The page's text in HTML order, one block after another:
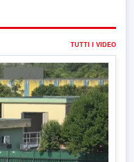
TUTTI I VIDEO